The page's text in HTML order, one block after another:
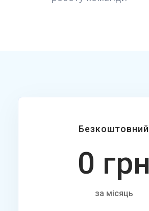
Безкоштовний
0 грн
за місяць